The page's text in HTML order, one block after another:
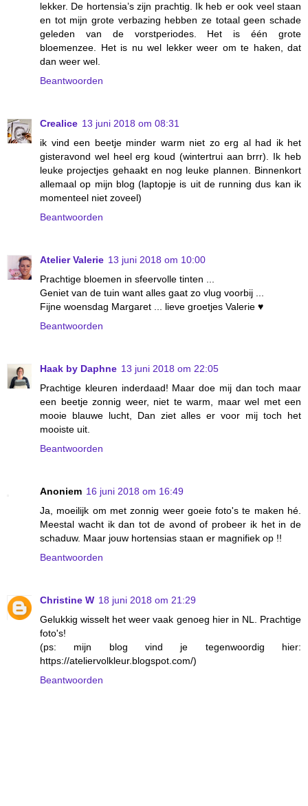
lekker. De hortensia’s zijn prachtig. Ik heb er ook veel staan
en tot mijn grote verbazing hebben ze totaal geen schade
geleden van de vorstperiodes. Het is één grote
bloemenzee. Het is nu wel lekker weer om te haken, dat
dan weer wel.
Beantwoorden
Crealice 13 juni 2018 om 08:31
ik vind een beetje minder warm niet zo erg al had ik het
gisteravond wel heel erg koud (wintertrui aan brrr). Ik heb
leuke projectjes gehaakt en nog leuke plannen. Binnenkort
allemaal op mijn blog (laptopje is uit de running dus kan ik
momenteel niet zoveel)
Beantwoorden
Atelier Valerie 13 juni 2018 om 10:00
Prachtige bloemen in sfeervolle tinten ...
Geniet van de tuin want alles gaat zo vlug voorbij ...
Fijne woensdag Margaret ... lieve groetjes Valerie ♥
Beantwoorden
Haak by Daphne 13 juni 2018 om 22:05
Prachtige kleuren inderdaad! Maar doe mij dan toch maar
een beetje zonnig weer, niet te warm, maar wel met een
mooie blauwe lucht, Dan ziet alles er voor mij toch het
mooiste uit.
Beantwoorden
Anoniem 16 juni 2018 om 16:49
Ja, moeilijk om met zonnig weer goeie foto's te maken hé.
Meestal wacht ik dan tot de avond of probeer ik het in de
schaduw. Maar jouw hortensias staan er magnifiek op !!
Beantwoorden
Christine W 18 juni 2018 om 21:29
Gelukkig wisselt het weer vaak genoeg hier in NL. Prachtige
foto's!
(ps: mijn blog vind je tegenwoordig hier:
https://ateliervolkleur.blogspot.com/)
Beantwoorden